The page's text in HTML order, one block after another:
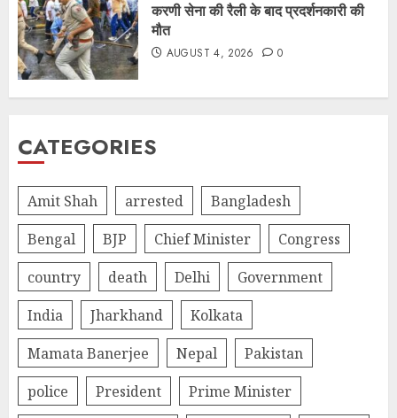
करणी सेना की रैली के बाद प्रदर्शनकारी की
मौत
AUGUST 4, 2026 0
CATEGORIES
Amit Shah arrested
Bangladesh
Bengal
BJP Chief Minister
Congress
country
death Delhi
Government
India
Jharkhand
Kolkata
Mamata Banerjee
Nepal
Pakistan
police
President
Prime Minister